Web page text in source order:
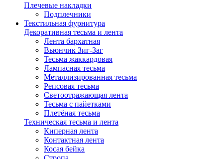
Плечевые накладки
Подплечники
Текстильная фурнитура
Декоративная тесьма и лента
Лента бархатная
Вьюнчик Зиг-Заг
Тесьма жаккардовая
Лампасная тесьма
Металлизированная тесьма
Репсовая тесьма
Светоотражающая лента
Тесьма с пайетками
Плетёная тесьма
Техническая тесьма и лента
Киперная лента
Контактная лента
Косая бейка